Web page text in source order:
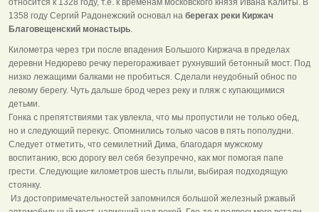
относится к 1328 году, т.е. к временам московского князя Ивана Калиты. В
1358 году Сергий Радонежский основал на берегах реки Киржач
Благовещенский монастырь.
Километра через три после впадения Большого Киржача в пределах
деревни Недюрево речку перегораживает рухнувший бетонный мост. Под
низко лежащими балками не пробиться. Сделали неудобный обнос по
левому берегу. Чуть дальше брод через реку и пляж с купающимися
детьми.
Гонка с препятствиями так увлекла, что мы пропустили не только обед,
но и следующий перекус. Опомнились только часов в пять пополудни.
Следует отметить, что семилетний Дима, благодаря мужскому
воспитанию, всю дорогу вел себя безупречно, как мог помогая папе
грести. Следующие километров шесть плыли, выбирая подходящую
стоянку.
Из достопримечательностей запомнился большой железный ржавый